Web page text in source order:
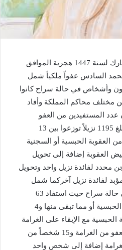
في مناسبة عيد الأضحى المبارك لسنة 1447 هجرية الموافق
محمد السادس عفواً ملكياً شمل
وأشخاص في حالة سراح كانوا
محاكم المملكة وأفاد
عدد المستفيدين من العفو
الموجودين في حالة اعتقال بلغ 1195 نزيلاً توزعوا بين 13
العقوبة الحبسية أو السجنية
تخفيض العقوبة إضافة إلى تحويل
محدد لفائدة نزيل واحد وتحويل
لفائدة نزيل آخركما شمل
العفو الملكي 161 شخصاً في حالة سراح حيث استفاد 63
شخصاً من العفو من العقوبة الحبسية أو مما تبقى منها و4
مع الإبقاء على الغرامة
فيما استفاد 78 شخصاً من العفو من الغرامة و15 شخصاً من
إضافة إلى شخص واحد